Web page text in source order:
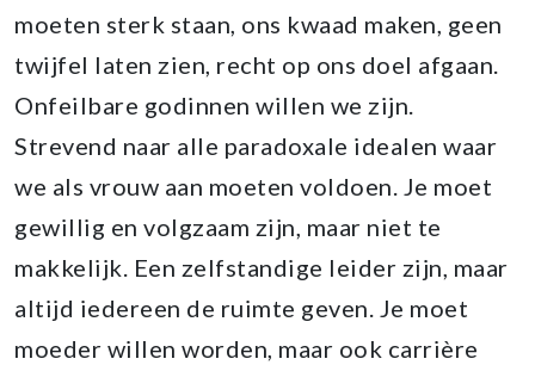
moeten sterk staan, ons kwaad maken, geen
twijfel laten zien, recht op ons doel afgaan.
Onfeilbare godinnen willen we zijn.
Strevend naar alle paradoxale idealen waar
we als vrouw aan moeten voldoen. Je moet
gewillig en volgzaam zijn, maar niet te
makkelijk. Een zelfstandige leider zijn, maar
altijd iedereen de ruimte geven. Je moet
moeder willen worden, maar ook carrière